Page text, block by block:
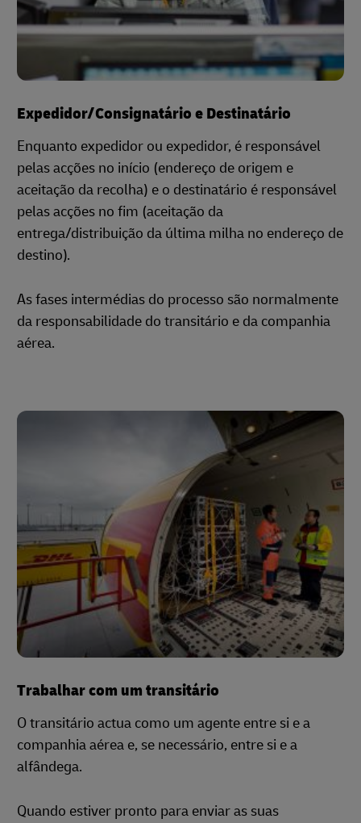
Expedidor/Consignatário e Destinatário
Enquanto expedidor ou expedidor, é responsável
pelas acções no início (endereço de origem e
aceitação da recolha) e o destinatário é responsável
pelas acções no fim (aceitação da
entrega/distribuição da última milha no endereço de
destino).
As fases intermédias do processo são normalmente
da responsabilidade do transitário e da companhia
aérea.
Trabalhar com um transitário
O transitário actua como um agente entre si e a
companhia aérea e, se necessário, entre si e a
alfândega.
Quando estiver pronto para enviar as suas